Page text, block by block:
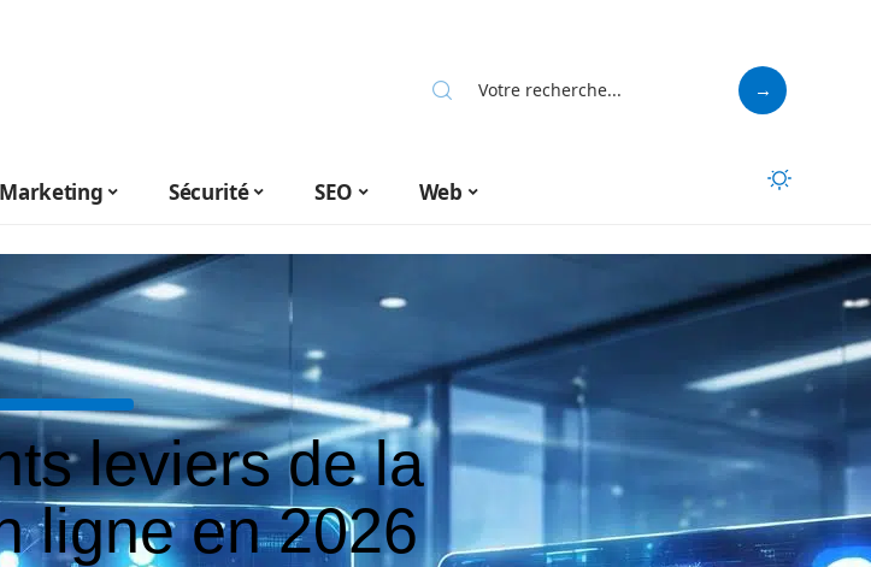
Marketing Sécurité SEO Web
leviers de la
ligne en 2026